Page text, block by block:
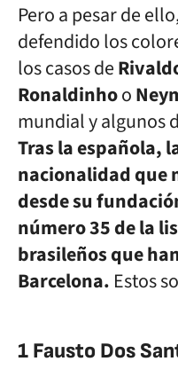
Pero a pesar de
defendido los
los casos de
Ronaldinhoo
mundial y algunos
Tras la española,
nacionalidad que
desde su
número 35 de la
brasileños que
Barcelona. Estos
1 Fausto Dos